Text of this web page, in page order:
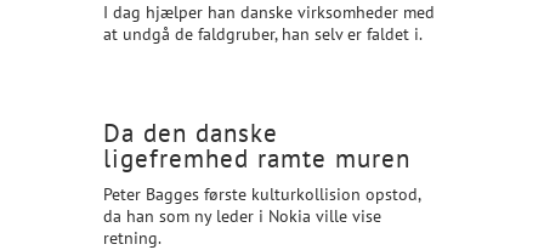
I dag hjælper han danske virksomheder med
at undgå de faldgruber, han selv er faldet i.
Da den danske
ligefremhed ramte muren
Peter Bagges første kulturkollision opstod,
da han som ny leder i Nokia ville vise
retning.